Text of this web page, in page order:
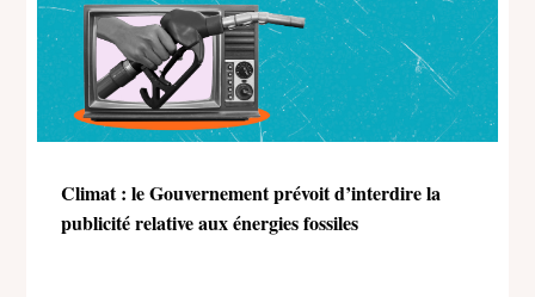
Climat : le Gouvernement prévoit d’interdire la
publicité relative aux énergies fossiles